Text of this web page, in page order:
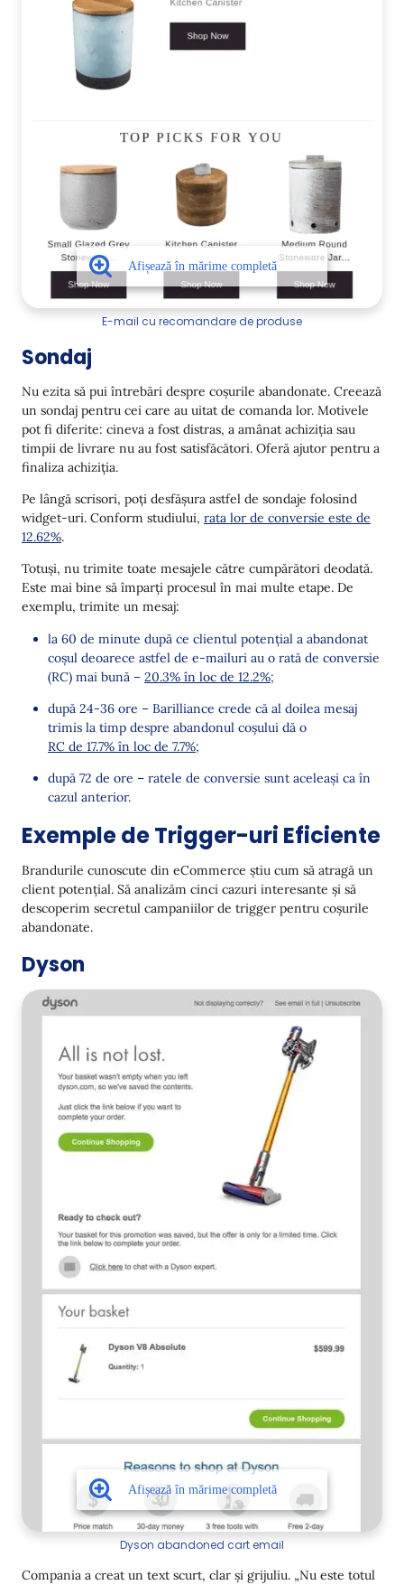
E-mail cu recomandare de produse
Sondaj
Nu ezita să pui întrebări despre coșurile abandonate. Creează
un sondaj pentru cei care au uitat de comanda lor. Motivele
pot fi diferite: cineva a fost distras, a amânat achiziția sau
timpii de livrare nu au fost satisfăcători. Oferă ajutor pentru a
finaliza achiziția.
Pe lângă scrisori, poți desfășura astfel de sondaje folosind
widget-uri. Conform studiului, rata lor de conversie este de
12.62%.
Totuși, nu trimite toate mesajele către cumpărători deodată.
Este mai bine să împarți procesul în mai multe etape. De
exemplu, trimite un mesaj:
la 60 de minute după ce clientul potențial a abandonat
coșul deoarece astfel de e-mailuri au o rată de conversie
(RC) mai bună – 20.3% în loc de 12.2%;
după 24-36 ore – Barilliance crede că al doilea mesaj
trimis la timp despre abandonul coșului dă o
RC de 17.7% în loc de 7.7%;
după 72 de ore – ratele de conversie sunt aceleași ca în
cazul anterior.
Exemple de Trigger-uri Eficiente
Brandurile cunoscute din eCommerce știu cum să atragă un
client potențial. Să analizăm cinci cazuri interesante și să
descoperim secretul campaniilor de trigger pentru coșurile
abandonate.
Dyson
Dyson abandoned cart email
Compania a creat un text scurt, clar și grijuliu. „Nu este totul